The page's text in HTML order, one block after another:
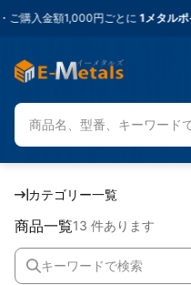
購入金額1,000円ごとに1メタルポイ
カテゴリー一覧
商品一覧13 件あります